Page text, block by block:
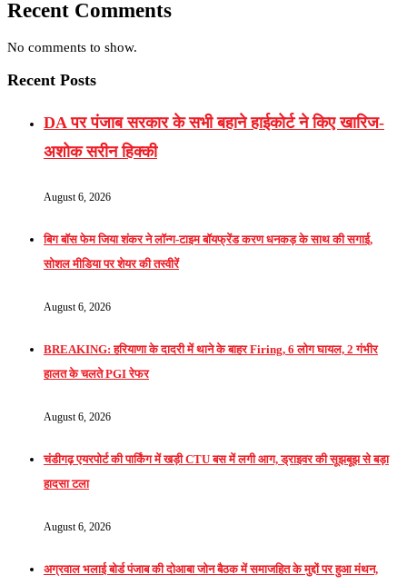
Recent Comments
No comments to show.
Recent Posts
DA पर पंजाब सरकार के सभी बहाने हाईकोर्ट ने किए खारिज-
अशोक सरीन हिक्की
August 6, 2026
बिग बॉस फेम जिया शंकर ने लॉन्ग-टाइम बॉयफ्रेंड करण धनकड़ के साथ की सगाई,
सोशल मीडिया पर शेयर की तस्वीरें
August 6, 2026
BREAKING: हरियाणा के दादरी में थाने के बाहर Firing, 6 लोग घायल, 2 गंभीर
हालत के चलते PGI रेफर
August 6, 2026
चंडीगढ़ एयरपोर्ट की पार्किंग में खड़ी CTU बस में लगी आग, ड्राइवर की सूझबूझ से बड़ा
हादसा टला
August 6, 2026
अग्रवाल भलाई बोर्ड पंजाब की दोआबा जोन बैठक में समाजहित के मुद्दों पर हुआ मंथन,